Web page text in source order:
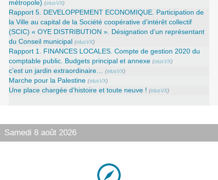
métropole) (elusVX)
Rapport 5. DEVELOPPEMENT ECONOMIQUE. Participation de
la Ville au capital de la Société coopérative d’intérêt collectif
(SCIC) « OYE DISTRIBUTION ». Désignation d’un représentant
du Conseil municipal
(elusVX)
Rapport 1. FINANCES LOCALES. Compte de gestion 2020 du
comptable public. Budgets principal et annexe (elusVX)
c’est un jardin extraordinaire… (elusVX)
Marche pour la Palestine (elusVX)
Une place chargée d’histoire et toute neuve ! (elusVX)
Samedi 8 août 2026